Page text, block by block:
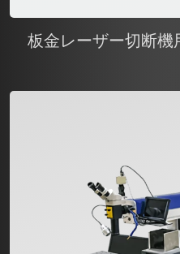
板金レーザー切断機